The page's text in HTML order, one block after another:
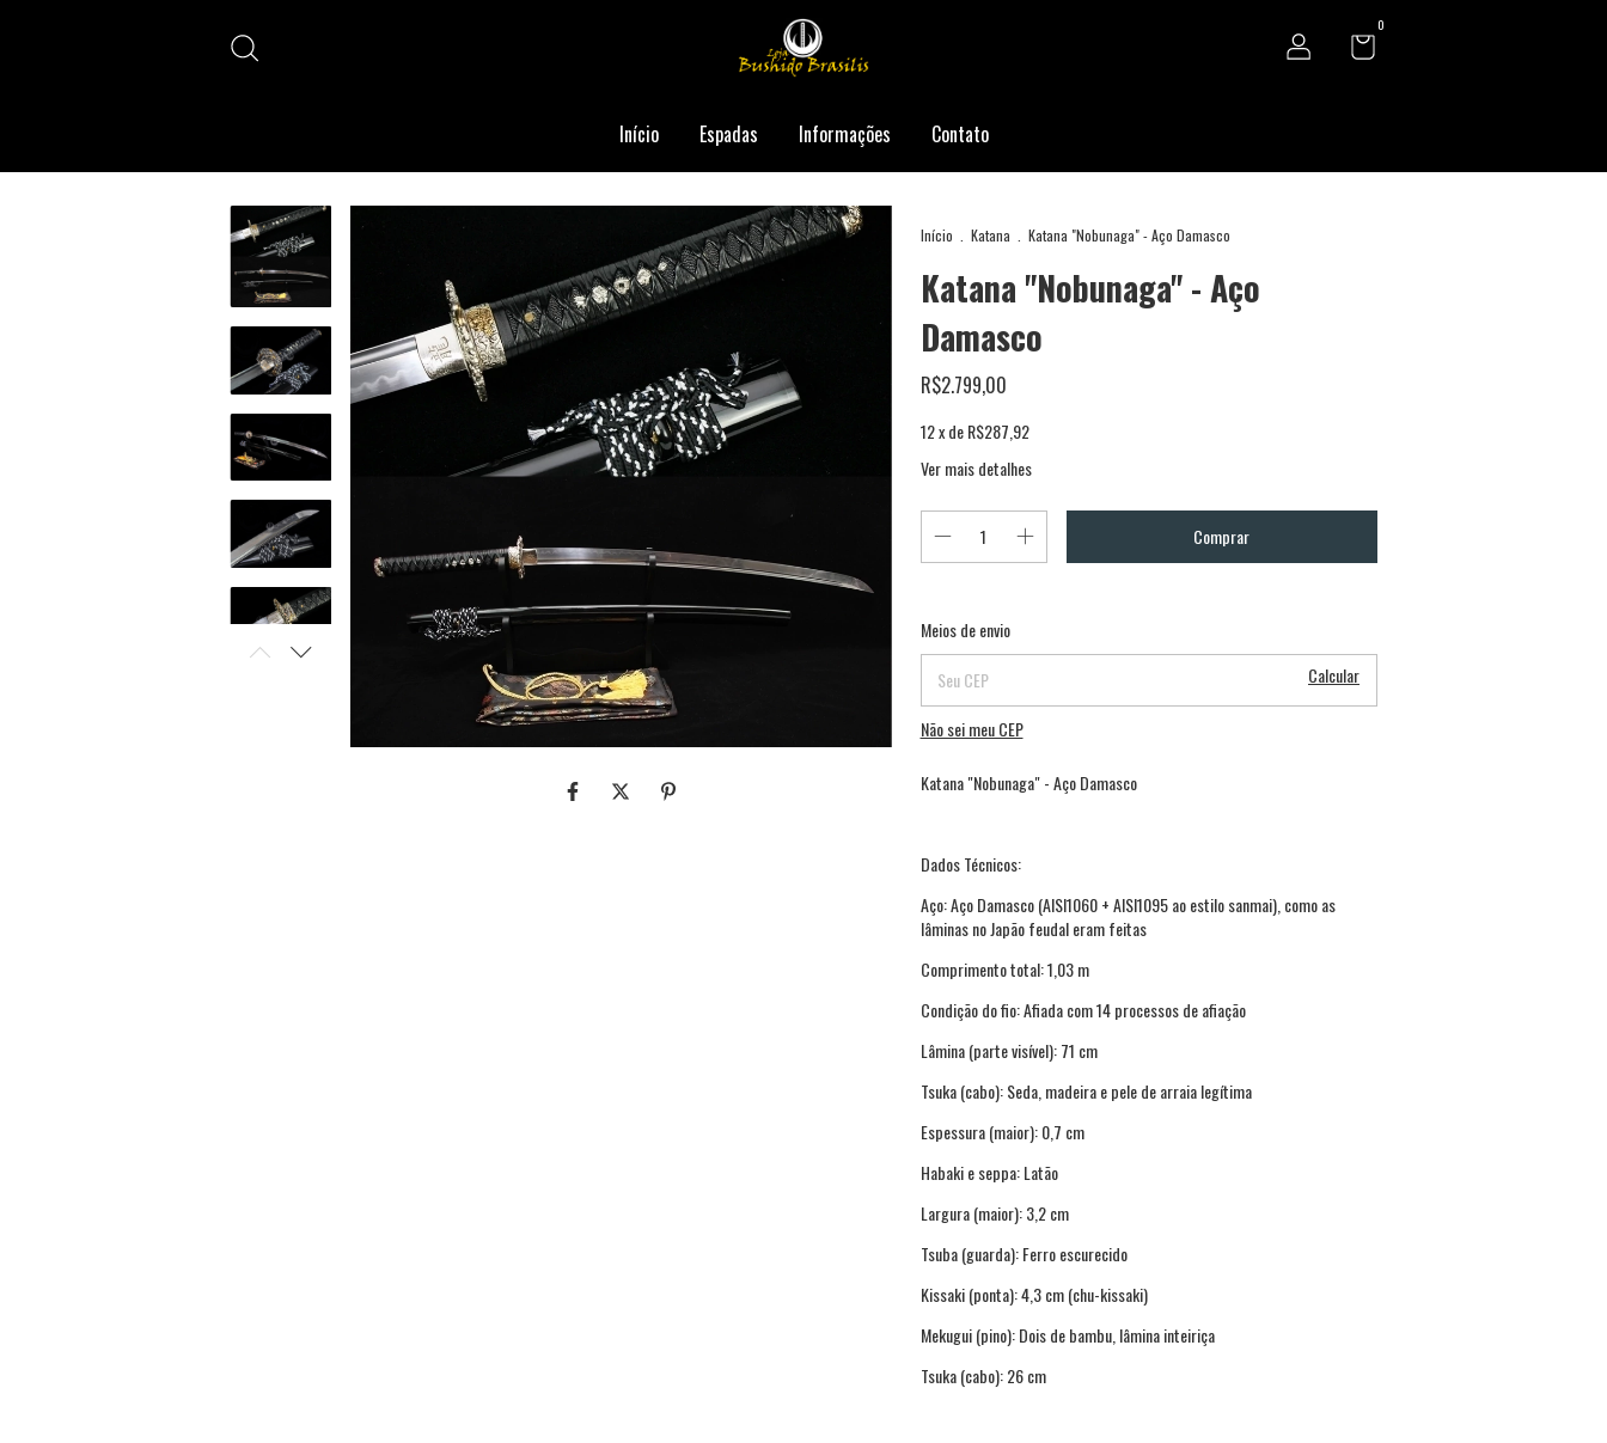
0
Início Espadas Informações Contato
Início Katana Katana "Nobunaga" - Aço Damasco
Katana "Nobunaga" - Aço
Damasco
R$2.799,00
12x deR$287,92
Ver mais detalhes
Entregas para o CEP:
Meios de envio
Calcular
Não sei meu CEP
Katana "Nobunaga" - Aço Damasco
Dados Técnicos:
Aço: Aço Damasco (AISI1060 + AISI1095 ao estilo sanmai), como as
lâminas no Japão feudal eram feitas
Comprimento total: 1,03 m
Condição do fio: Afiada com 14 processos de afiação
Lâmina (parte visível): 71 cm
Tsuka (cabo): Seda, madeira e pele de arraia legítima
Espessura (maior): 0,7 cm
Habaki e seppa: Latão
Largura (maior): 3,2 cm
Tsuba (guarda): Ferro escurecido
Kissaki (ponta): 4,3 cm (chu-kissaki)
Mekugui (pino): Dois de bambu, lâmina inteiriça
Tsuka (cabo): 26 cm